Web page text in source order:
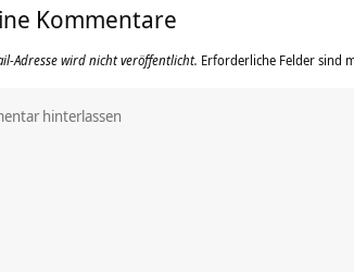
Kommentare
Adresse wird nicht veröffentlicht. Erforderliche Felder sind